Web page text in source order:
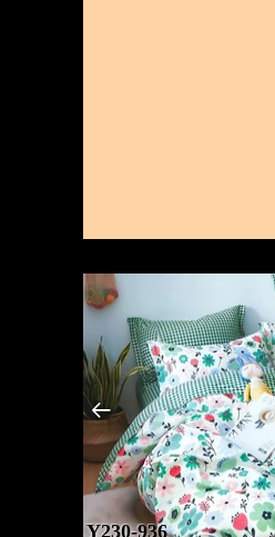
Y230-936